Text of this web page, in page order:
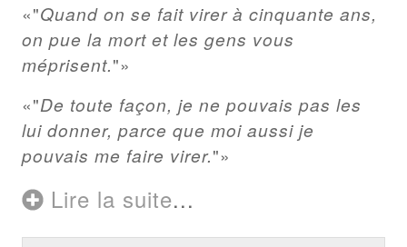
"Quand on se fait virer à cinquante ans,
on pue la mort et les gens vous
méprisent."
"De toute façon, je ne pouvais pas les
lui donner, parce que moi aussi je
pouvais me faire virer."
Lire la suite...